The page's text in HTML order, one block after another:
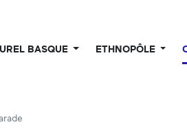
BASQUE ETHNOPÔLE